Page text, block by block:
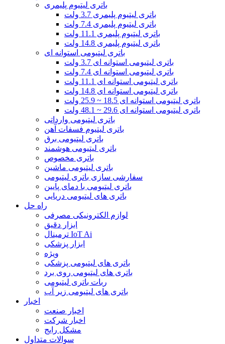
باتری لیتیوم پلیمری
باتری لیتیوم پلیمری 3.7 ولت
باتری لیتیوم پلیمری 7.4 ولت
باتری لیتیوم پلیمری 11.1 ولت
باتری لیتیوم پلیمری 14.8 ولت
باتری لیتیومی استوانه ای
باتری لیتیومی استوانه ای 3.7 ولت
باتری لیتیومی استوانه ای 7.4 ولت
باتری لیتیومی استوانه ای 11.1 ولت
باتری لیتیومی استوانه ای 14.8 ولت
باتری لیتیومی استوانه ای 18.5 ~ 25.9 ولت
باتری لیتیومی استوانه ای 29.6 ~ 48.1 ولت
باتری لیتیومی وارداتی
باتری لیتیوم فسفات آهن
باتری لیتیومی برق
باتری لیتیومی هوشمند
باتری مخصوص
باتری لیتیومی ماشین
سفارشی سازی باتری لیتیومی
باتری لیتیومی با دمای پایین
باتری های لیتیومی دریایی
راه حل
لوازم الکترونیکی مصرفی
ابزار دقیق
ترمینال IoT Ai
ابزار پزشکی
ویژه
باتری های لیتیومی پزشکی
باتری های لیتیومی روی برد
ربات باتری لیتیومی
باتری های لیتیومی زیر آب
اخبار
اخبار صنعت
اخبار شرکت
مشکل رایج
سوالات متداول